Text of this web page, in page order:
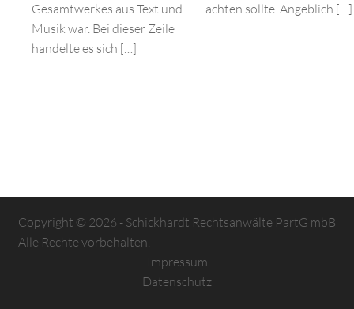
Gesamtwerkes aus Text und
Musik war. Bei dieser Zeile
handelte es sich […]
achten sollte. Angeblich […]
Copyright © 2026 - Schickhardt Rechtsanwälte PartG mbB
Alle Rechte vorbehalten.
Impressum
Datenschutz